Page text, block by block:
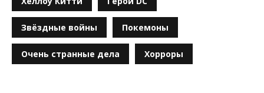
Звёздные войны Покемоны
Очень странные дела Хорроры